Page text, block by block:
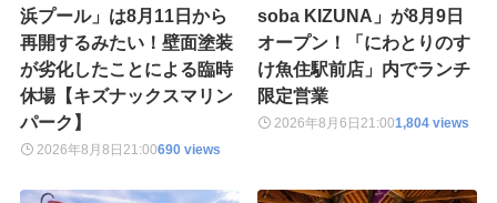
浜プール」は8月11日から
再開するみたい！壁面塗装
が劣化したことによる臨時
休場【キズナックスマリン
パーク】
2026年8月8日 21:00690 views
soba KIZUNA」が8月9日
オープン！「にわとりのす
け魚住駅前店」内でランチ
限定営業
2026年8月6日21:001,804 views